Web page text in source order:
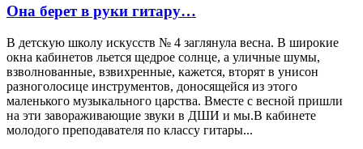
Она берет в руки гитару…
В детскую школу искусств № 4 заглянула весна. В широкие
окна кабинетов льется щедрое солнце, а уличные шумы,
взволнованные, взвихренные, кажется, вторят в унисон
разноголосице инструментов, доносящейся из этого
маленького музыкального царства. Вместе с весной пришли
на эти завораживающие звуки в ДШИ и мы.В кабинете
молодого преподавателя по классу гитары...